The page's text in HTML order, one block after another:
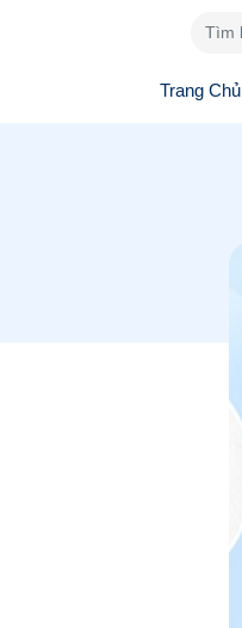
Trang Chủ